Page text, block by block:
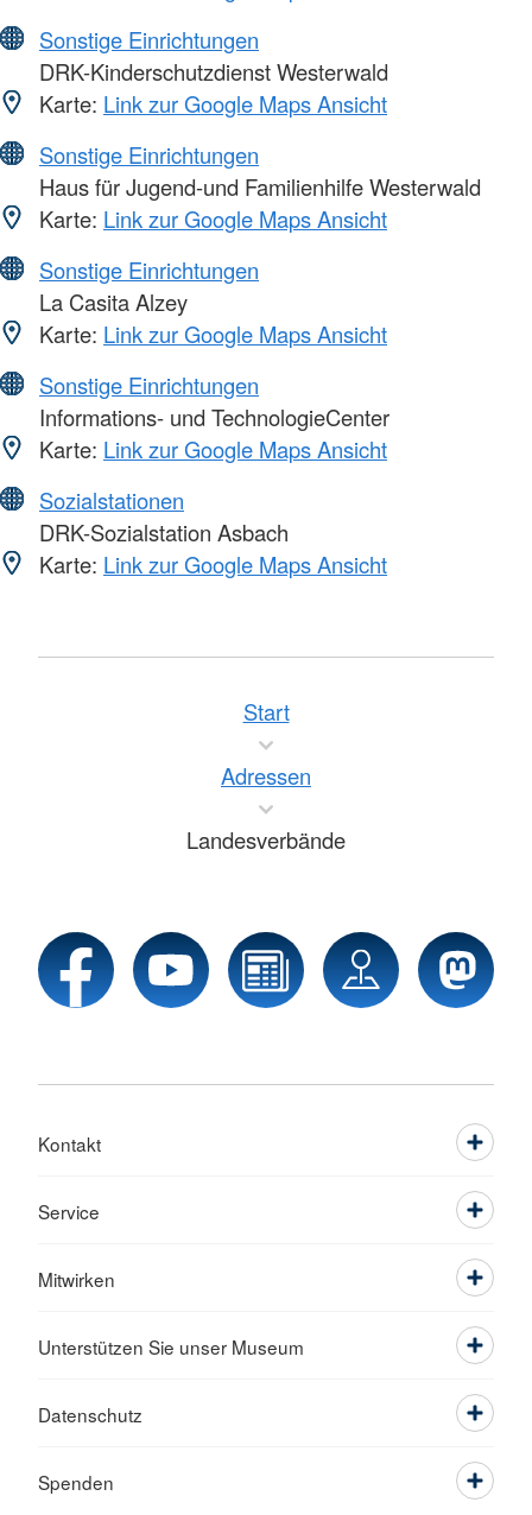
Sonstige Einrichtungen
DRK-Kinderschutzdienst Westerwald
Karte: Link zur Google Maps Ansicht
Sonstige Einrichtungen
Haus für Jugend-und Familienhilfe Westerwald
Karte: Link zur Google Maps Ansicht
Sonstige Einrichtungen
La Casita Alzey
Karte: Link zur Google Maps Ansicht
Sonstige Einrichtungen
Informations- und TechnologieCenter
Karte: Link zur Google Maps Ansicht
Sozialstationen
DRK-Sozialstation Asbach
Karte: Link zur Google Maps Ansicht
Start
Adressen
Landesverbände
Kontakt
Service
Mitwirken
Unterstützen Sie unser Museum
Datenschutz
Spenden